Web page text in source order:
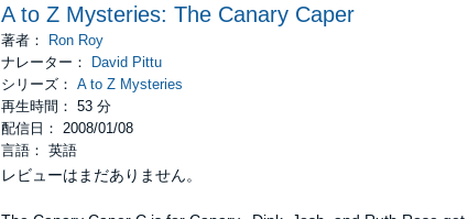
A to Z Mysteries: The Canary Caper
著者：
Ron Roy
ナレーター：
David Pittu
シリーズ： A to Z Mysteries
再生時間： 53 分
配信日： 2008/01/08
言語： 英語
レビューはまだありません。